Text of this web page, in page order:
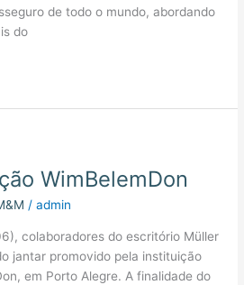
de todo o mundo, abordando
do
WimBelemDon
/admin
colaboradores do escritório Müller
jantar promovido pela instituição
em Porto Alegre. A finalidade do